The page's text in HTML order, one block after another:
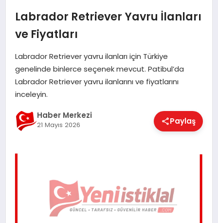
DÜNYA
EĞITIM
EKONOMI
Labrador Retriever Yavru İlanları
ve Fiyatları
Labrador Retriever yavru ilanları için Türkiye
genelinde binlerce seçenek mevcut. Patibul’da
Labrador Retriever yavru ilanlarını ve fiyatlarını
inceleyin.
Haber Merkezi
21 Mayıs 2026 Paylaş